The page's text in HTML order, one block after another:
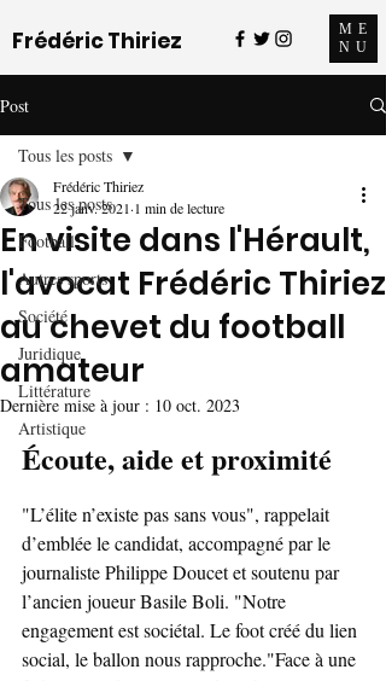
Frédéric Thiriez
ME
NU
Post
Tous les posts
Football
Autres sports
Société
Juridique
Littérature
Artistique
Tous les posts
En visite dans l'Hérault,
l'avocat Frédéric Thiriez
au chevet du football
amateur
Frédéric Thiriez
22 janv. 2021 1 min de lecture
Dernière mise à jour : 10 oct. 2023
Écoute, aide et proximité
"L’élite n’existe pas sans vous", rappelait
d’emblée le candidat, accompagné par le
journaliste Philippe Doucet et soutenu par
l’ancien joueur Basile Boli. "Notre
engagement est sociétal. Le foot créé du lien
social, le ballon nous rapproche."Face à une